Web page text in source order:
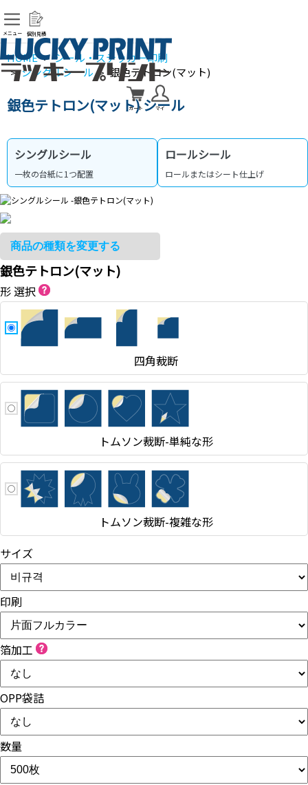
メニュー 個別見積
マイ
カート
HOME > シール・ステッカー印刷
> シングルシール > 銀色テトロン(マット)
銀色テトロン(マット) シール
シングルシール
一枚の台紙に1つ配置
ロールシール
ロールまたはシート仕上げ
銀色テトロン(マット)
形 選択
四角裁断
トムソン裁断-単純な形
トムソン裁断-複雑な形
サイズ
印刷
箔加工
OPP袋詰
数量